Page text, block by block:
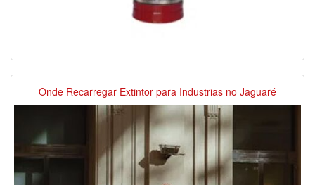
Onde Recarregar Extintor para Industrias no Jaguaré